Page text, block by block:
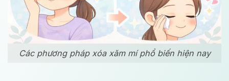
Các phương pháp xóa xăm mí phổ biến hiện nay